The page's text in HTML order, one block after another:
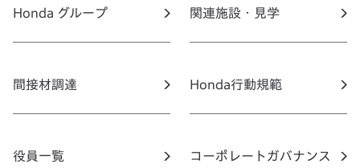
Honda グループ 関連施設・見学
間接材調達 Honda行動規範
役員一覧 コーポレートガバナンス